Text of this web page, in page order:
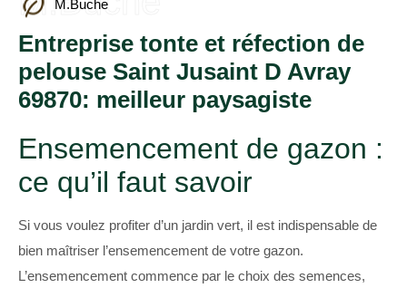
M.Buche
Entreprise tonte et réfection de
pelouse Saint Jusaint D Avray
69870: meilleur paysagiste
Ensemencement de gazon :
ce qu’il faut savoir
Si vous voulez profiter d’un jardin vert, il est indispensable de
bien maîtriser l’ensemencement de votre gazon.
L’ensemencement commence par le choix des semences,